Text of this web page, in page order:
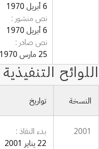
6 أبريل 1970
نص منشور :
6 أبريل 1970
نص صادر :
25 مارس 1970
النسخة تواريخ
2001
بدء النفاذ :
22 يناير 2001